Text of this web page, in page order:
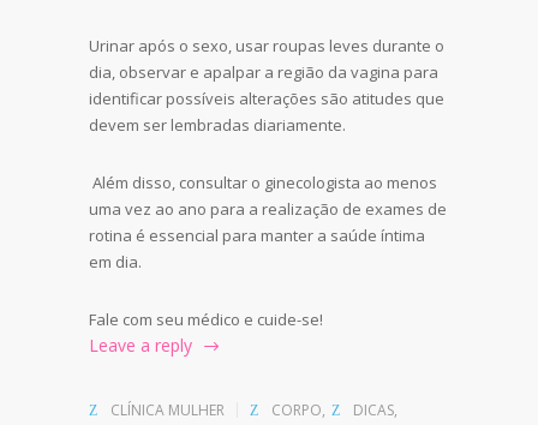
Urinar após o sexo, usar roupas leves durante o
dia, observar e apalpar a região da vagina para
identificar possíveis alterações são atitudes que
devem ser lembradas diariamente.
Além disso, consultar o ginecologista ao menos
uma vez ao ano para a realização de exames de
rotina é essencial para manter a saúde íntima
em dia.
Fale com seu médico e cuide-se!
Leave a reply
CLÍNICA MULHER CORPO, DICAS,